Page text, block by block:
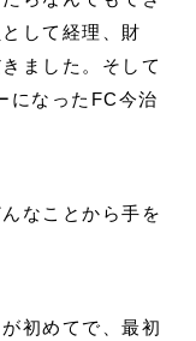
して経理、財
ました。そして
になったFC今治
なことから手を
初めてで、最初